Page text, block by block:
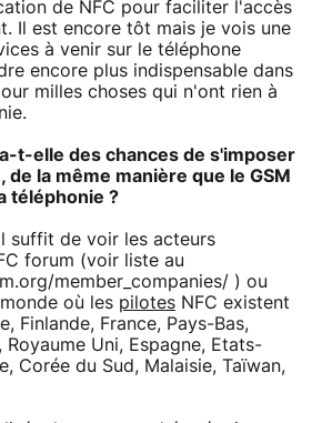
de NFC pour faciliter l'accès
Il est encore tôt mais je vois une
à venir sur le téléphone
encore plus indispensable dans
milles choses qui n'ont rien à
t-elle des chances de s'imposer
de la même manière que le GSM
téléphonie ?
suffit de voir les acteurs
forum (voir liste au
member_companies/ ) ou
où les pilotes NFC existent
Finlande, France, Pays-Bas,
Royaume Uni, Espagne, Etats-
Corée du Sud, Malaisie, Taïwan,